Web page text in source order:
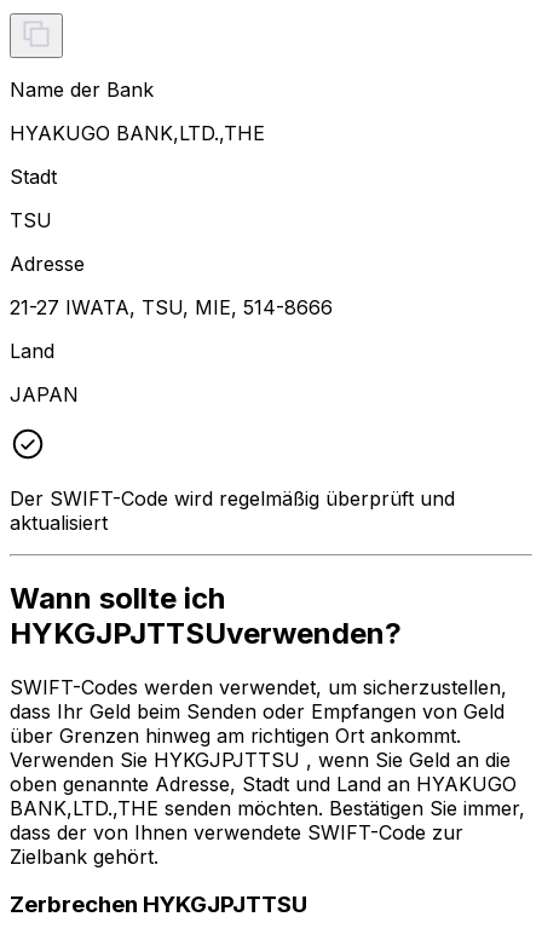
Name der Bank
HYAKUGO BANK,LTD.,THE
Stadt
TSU
Adresse
21-27 IWATA, TSU, MIE, 514-8666
Land
JAPAN
Der SWIFT-Code wird regelmäßig überprüft und
aktualisiert
Wann sollte ich
HYKGJPJTTSUverwenden?
SWIFT-Codes werden verwendet, um sicherzustellen,
dass Ihr Geld beim Senden oder Empfangen von Geld
über Grenzen hinweg am richtigen Ort ankommt.
Verwenden Sie HYKGJPJTTSU , wenn Sie Geld an die
oben genannte Adresse, Stadt und Land an HYAKUGO
BANK,LTD.,THE senden möchten. Bestätigen Sie immer,
dass der von Ihnen verwendete SWIFT-Code zur
Zielbank gehört.
Zerbrechen HYKGJPJTTSU